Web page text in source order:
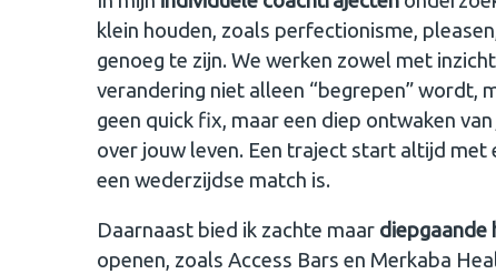
klein houden, zoals perfectionisme,
genoeg te zijn. We werken zowel met
verandering niet alleen “begrepen” wordt,
geen quick fix, maar een diep ontwaken
over jouw leven. Een traject start altijd
een wederzijdse match is.
Daarnaast bied ik zachte maar diepgaande
openen, zoals Access Bars en Merkaba